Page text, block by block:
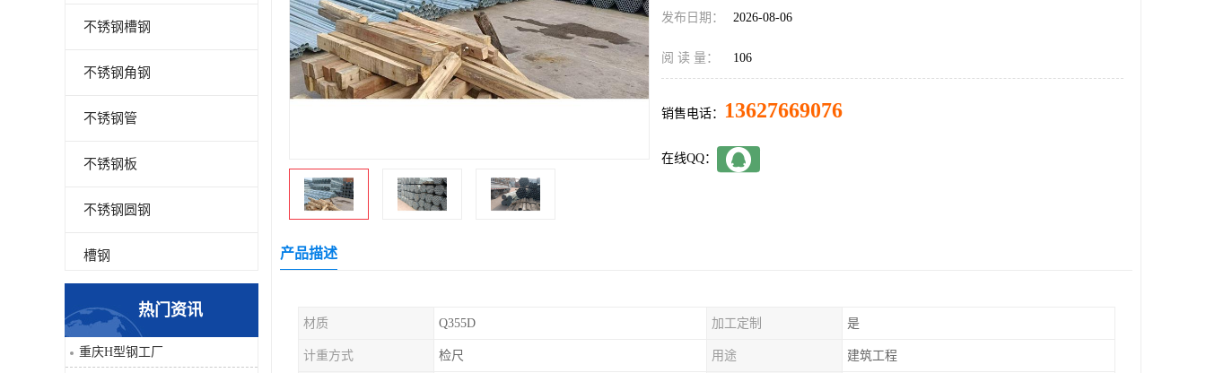
不锈钢槽钢
不锈钢角钢
不锈钢管
不锈钢板
不锈钢圆钢
槽钢
角钢
热门资讯
重庆H型钢工厂
发布日期： 2026-08-06
阅 读 量： 106
销售电话： 13627669076
在线QQ：
产品描述
材质 Q355D 加工定制 是
计重方式 检尺 用途 建筑工程